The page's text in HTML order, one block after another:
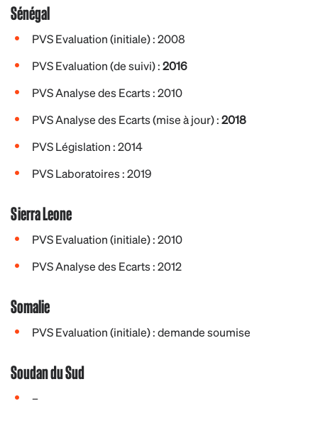
Sénégal
PVS Evaluation (initiale) : 2008
PVS Evaluation (de suivi) :2016
PVS Analyse des Ecarts : 2010
PVS Analyse des Ecarts (mise à jour) :2018
PVS Législation : 2014
PVS Laboratoires : 2019
Sierra Leone
PVS Evaluation (initiale) : 2010
PVS Analyse des Ecarts : 2012
Somalie
PVS Evaluation (initiale) : demande soumise
Soudan du Sud
–